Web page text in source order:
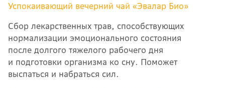
Успокаивающий вечерний чай «Эвалар Био»
Сбор лекарственных трав, способствующих
нормализации эмоционального состояния
после долгого тяжелого рабочего дня
и подготовки организма ко сну. Поможет
выспаться и набраться сил.